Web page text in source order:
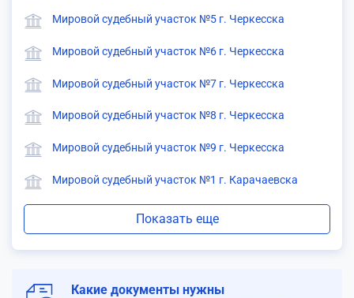
Мировой судебный участок №5 г. Черкесска
Мировой судебный участок №6 г. Черкесска
Мировой судебный участок №7 г. Черкесска
Мировой судебный участок №8 г. Черкесска
Мировой судебный участок №9 г. Черкесска
Мировой судебный участок №1 г. Карачаевска
Показать еще
Какие документы нужны